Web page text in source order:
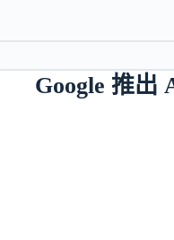
Google 推出